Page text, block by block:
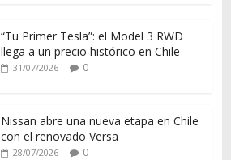
“Tu Primer Tesla”: el Model 3 RWD
llega a un precio histórico en Chile
31/07/2026 0
Nissan abre una nueva etapa en Chile
con el renovado Versa
28/07/2026 0